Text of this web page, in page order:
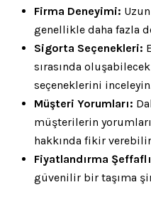
Firma Deneyimi:
genellikle daha fazla
Sigorta Seçenekleri:
sırasında
seçeneklerini
Müşteri Yorumları:
müşterilerin
hakkında fikir
Fiyatlandırma
güvenilir bir taşıma